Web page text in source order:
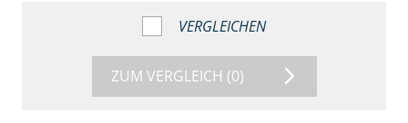
VERGLEICHEN
ZUM VERGLEICH (0)